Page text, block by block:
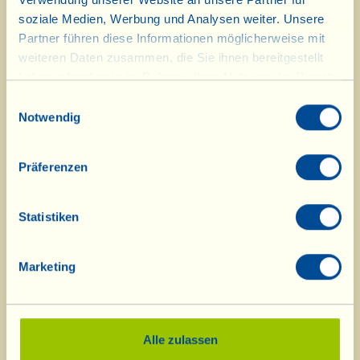
soziale Medien, Werbung und Analysen weiter. Unsere
Partner führen diese Informationen möglicherweise mit
weiteren Daten zusammen, die Sie ihnen bereitgestellt
haben oder die sie im Rahmen Ihrer Nutzung der Dienste
Notwendig
Präferenzen
Statistiken
Marketing
Alle zulassen
"senza filtri".
Hier ein paar Vorschläge, um den typischen
Aperitivo von La Vialla vorzubereiten:
- "Mandala" aus getrockneten Tomaten,
- Pecorino Gran Riserva 12 Monate in kleine
(Paprikaschotenkonfitüre) anrichten
- Pecorino Gran Riserva 24 Monate (einen
"Deckel" aus dem Laibes herausschneiden und
mit einem Parmesanmesser Käsespalten
herausbrechen) mit Balsamico-Zwiebeln oder